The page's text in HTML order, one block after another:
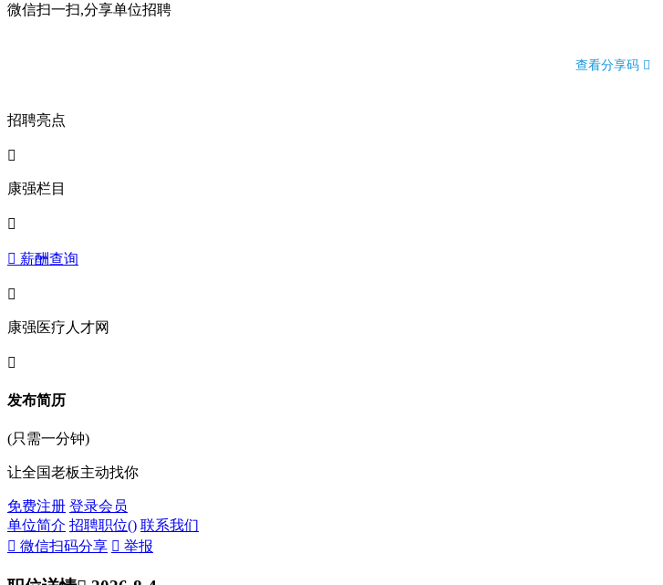
微信扫一扫,分享单位招聘
查看分享码 
招聘亮点

康强栏目

 薪酬查询

康强医疗人才网

发布简历
(只需一分钟)
让全国老板主动找你
免费注册 登录会员
单位简介 招聘职位() 联系我们
 微信扫码分享  举报